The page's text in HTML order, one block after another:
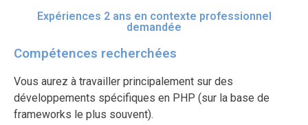
Expériences 2 ans en contexte professionnel
demandée
Compétences recherchées
Vous aurez à travailler principalement sur des
développements spécifiques en PHP (sur la base de
frameworks le plus souvent).